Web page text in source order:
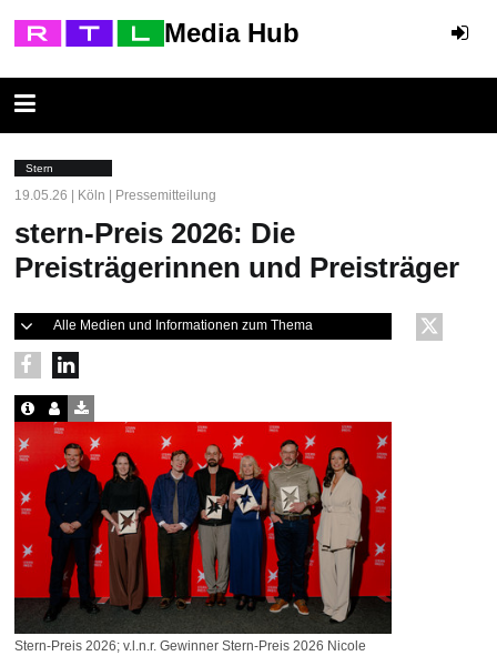
Media Hub
Stern
19.05.26 | Köln | Pressemitteilung
stern-Preis 2026: Die
Preisträgerinnen und Preisträger
Alle Medien und Informationen zum Thema
Stern-Preis 2026; v.l.n.r. Gewinner Stern-Preis 2026 Nicole